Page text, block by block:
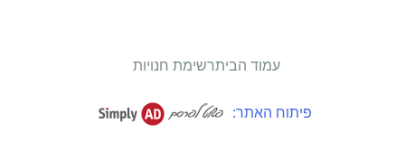
עמוד הביתרשימת חנויות
פיתוח האתר: